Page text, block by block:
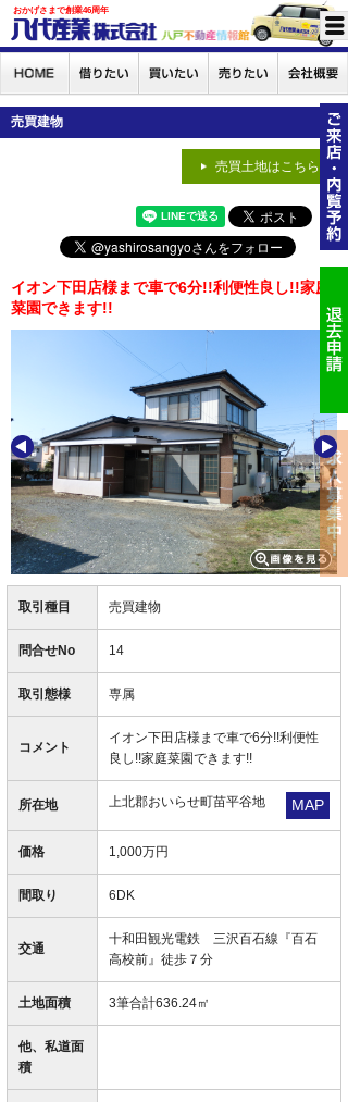
おかげさまで創業46周年
売買建物
売買土地はこちら
イオン下田店様まで車で6分!!利便性良し!!家庭
菜園できます!!
取引種目 売買建物
問合せNo 14
取引態様 専属
コメント
イオン下田店様まで車で6分!!利便性
良し!!家庭菜園できます!!
所在地 上北郡おいらせ町苗平谷地 MAP
価格 1,000万円
間取り 6DK
交通
十和田観光電鉄 三沢百石線『百石
高校前』徒歩７分
土地面積 3筆合計636.24㎡
他、私道面
積